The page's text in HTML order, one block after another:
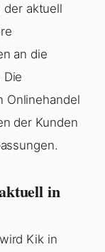
der aktuell
an die
Onlinehandel
der Kunden
in
Kik in